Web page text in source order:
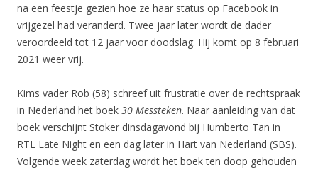
na een feestje gezien hoe ze haar status op Facebook in
vrijgezel had veranderd. Twee jaar later wordt de dader
veroordeeld tot 12 jaar voor doodslag. Hij komt op 8 februari
2021 weer vrij.
Kims vader Rob (58) schreef uit frustratie over de rechtspraak
in Nederland het boek 30 Messteken. Naar aanleiding van dat
boek verschijnt Stoker dinsdagavond bij Humberto Tan in
RTL Late Night en een dag later in Hart van Nederland (SBS).
Volgende week zaterdag wordt het boek ten doop gehouden